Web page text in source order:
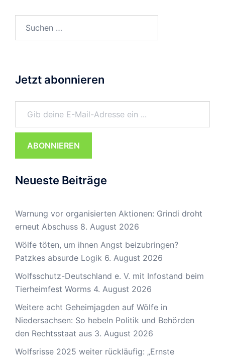
Jetzt abonnieren
Gib deine E-Mail-Adresse ein ...
ABONNIEREN
Neueste Beiträge
Warnung vor organisierten Aktionen: Grindi droht
erneut Abschuss 8. August 2026
Wölfe töten, um ihnen Angst beizubringen?
Patzkes absurde Logik 6. August 2026
Wolfsschutz-Deutschland e. V. mit Infostand beim
Tierheimfest Worms 4. August 2026
Weitere acht Geheimjagden auf Wölfe in
Niedersachsen: So hebeln Politik und Behörden
den Rechtsstaat aus 3. August 2026
Wolfsrisse 2025 weiter rückläufig: „Ernste